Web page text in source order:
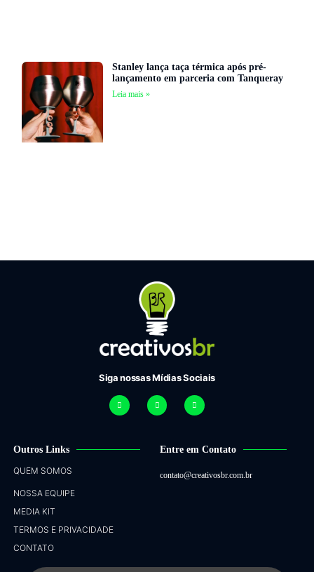
Stanley lança taça térmica após pré-
lançamento em parceria com Tanqueray
Leia mais »
Siga nossas Mídias Sociais
Outros Links
QUEM SOMOS
NOSSA EQUIPE
MEDIA KIT
TERMOS E PRIVACIDADE
CONTATO
Entre em Contato
contato@creativosbr.com.br